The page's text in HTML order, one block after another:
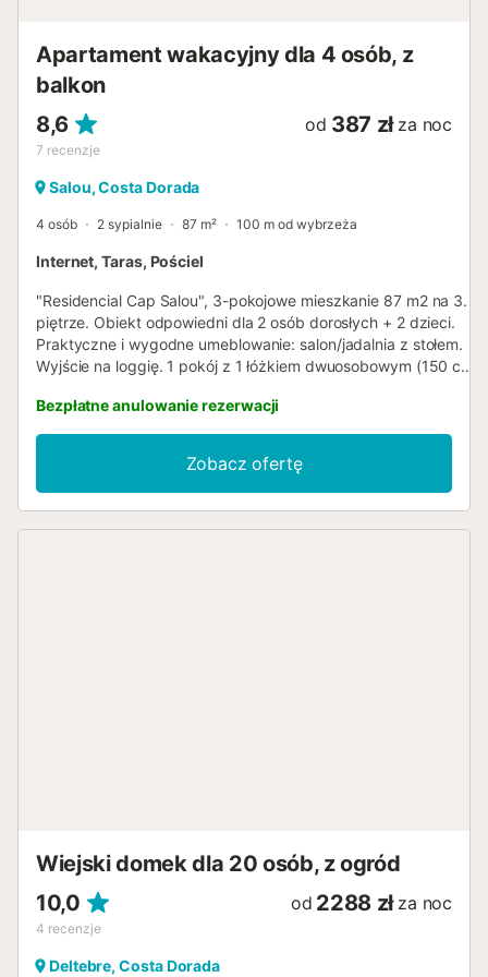
przekazać wszelkie niezb...
Apartament wakacyjny dla 4 osób, z
balkon
8,6
7 recenzje
od 387 zł za noc
Salou, Costa Dorada
4 osób 2 sypialnie 87 m² 100 m od wybrzeża
Internet, Taras, Pościel
"Residencial Cap Salou", 3-pokojowe mieszkanie 87 m2 na 3.
piętrze. Obiekt odpowiedni dla 2 osób dorosłych + 2 dzieci.
Praktyczne i wygodne umeblowanie: salon/jadalnia z stołem.
Wyjście na loggię. 1 pokój z 1 łóżkiem dwuosobowym (150 cm,
o długości 190 cm). Otwarta kuchnia (piekarnik, zmywarka do
naczyń, 4 palniki – kuchenka z płytą ceramiczną, czajnik
elektryczny, kuchenka mikrofalowa, ekspres do kawy, naboje
do ekspresu do kawy (Dolce Gusto) extra). Prysznic/WC. Brak
możliwości ogrzewania. Duży taras. Meble ogrodowe, leżaki
Bezpłatne anulowanie rezerwacji
Zobacz ofertę
Wiejski domek dla 20 osób, z ogród
10,0
4 recenzje
od 2288 zł za noc
Deltebre, Costa Dorada